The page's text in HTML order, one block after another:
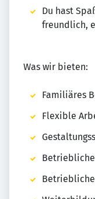
Du hast
freundlich,
Was wir bieten:
Familiäres
Flexible